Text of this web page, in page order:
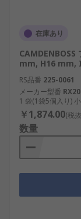
在庫あり
mm, H16 mm,
RS品番 225-0061
メーカー型番
1 袋(1袋5個入り) 小
￥1,874.00(税
数量